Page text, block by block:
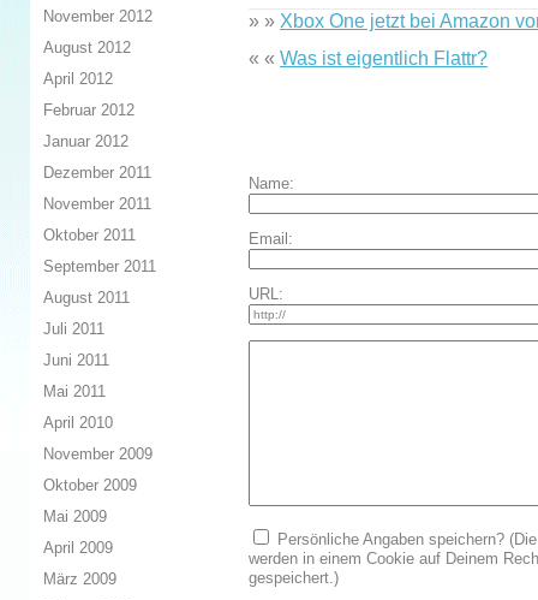
» » Xbox One jetzt bei Amazon
« « Was ist eigentlich Flattr?
Name:
Email:
URL:
Persönliche Angaben speichern?
werden in einem Cookie auf Deinem
gespeichert.)
November 2012
August 2012
April 2012
Februar 2012
Januar 2012
Dezember 2011
November 2011
Oktober 2011
September 2011
August 2011
Juli 2011
Juni 2011
Mai 2011
April 2010
November 2009
Oktober 2009
Mai 2009
April 2009
März 2009